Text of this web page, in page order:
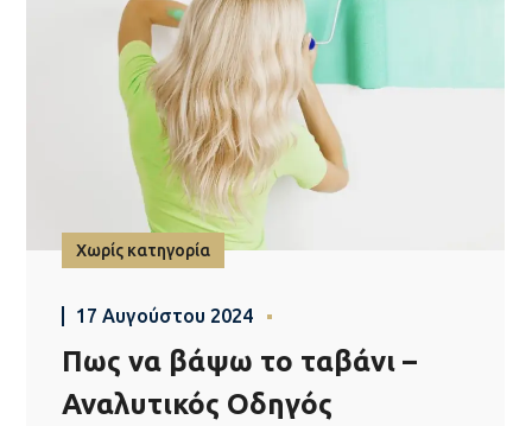
Χωρίς κατηγορία
17 Αυγούστου 2024
Πως να βάψω το ταβάνι –
Αναλυτικός Οδηγός